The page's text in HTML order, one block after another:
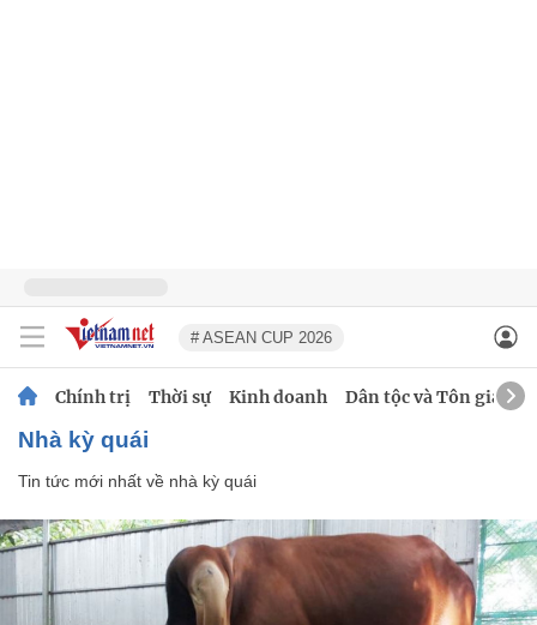
# ASEAN CUP 2026
Chính trị Thời sự Kinh doanh Dân tộc và Tôn giáo
nhà kỳ quái
Tin tức mới nhất về nhà kỳ quái